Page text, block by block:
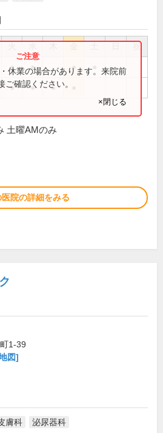
祝
● ● ●
● ● ●
休業の場合があります。来院前
ご確認ください。
×閉じる
土曜AMのみ
医院の詳細をみる
1-39
図]
膚科 泌尿器科